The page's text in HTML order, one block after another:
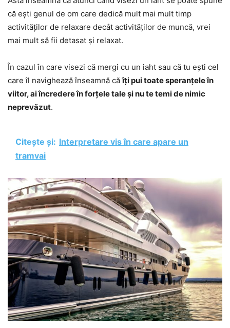
că ești genul de om care dedică mult mai mult timp
activităților de relaxare decât activităților de muncă, vrei
mai mult să fii detasat și relaxat.
În cazul în care visezi că mergi cu un iaht sau că tu ești cel
care îl navighează înseamnă căîți pui toate speranțele în
viitor, ai încredere în forțele tale și nu te temi de nimic
neprevăzut.
Citește și: Interpretare vis în care apare un
tramvai